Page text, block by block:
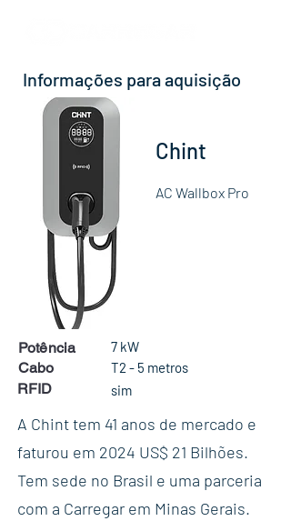
Informações para aquisição
Chint
AC Wallbox Pro
Potência
Cabo
RFID
7 kW
T2 - 5 metros
sim
A Chint tem 41 anos de mercado e
faturou em 2024 US$ 21 Bilhões.
Tem sede no Brasil e uma parceria
com a Carregar em Minas Gerais.